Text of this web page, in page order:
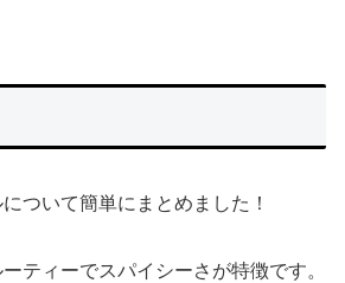
ついて簡単にまとめました！
ティーでスパイシーさが特徴です。